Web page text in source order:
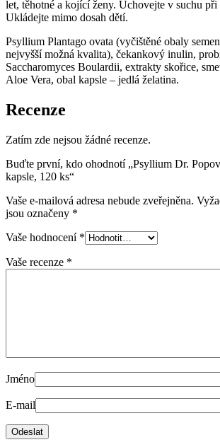
let, těhotné a kojící ženy. Uchovejte v suchu při
Ukládejte mimo dosah dětí.
Psyllium Plantago ovata (vyčištěné obaly
nejvyšší možná kvalita), čekankový inulin,
Saccharomyces Boulardii, extrakty skořice,
Aloe Vera, obal kapsle – jedlá želatina.
Recenze
Zatím zde nejsou žádné recenze.
Buďte první, kdo ohodnotí „Psyllium Dr.
kapsle, 120 ks“
Vaše e-mailová adresa nebude zveřejněna.
jsou označeny *
Vaše hodnocení *
Vaše recenze *
Jméno
E-mail